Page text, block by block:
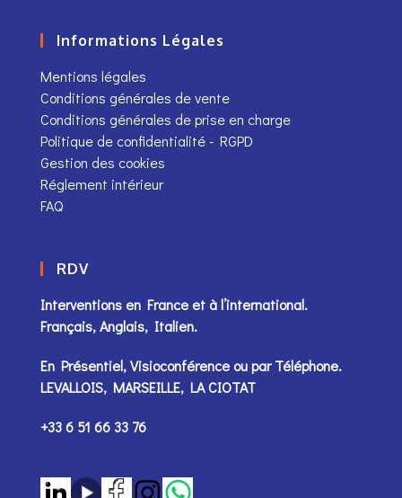
Informations Légales
Mentions légales
Conditions générales de vente
Conditions générales de prise en charge
Politique de confidentialité - RGPD
Gestion des cookies
Réglement intérieur
FAQ
RDV
Interventions en France et à l’international.
Français, Anglais, Italien.
En Présentiel, Visioconférence ou parTéléphone.
LEVALLOIS, MARSEILLE, LA CIOTAT
+33 6 51 66 33 76